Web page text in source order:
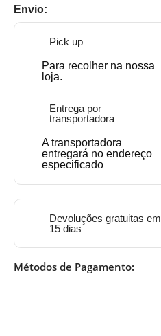
Envio:
Pick up
Para recolher na nossa
loja.
Entrega por
transportadora
A transportadora
entregará no endereço
especificado
Devoluções gratuitas em
15 dias
Métodos de Pagamento: